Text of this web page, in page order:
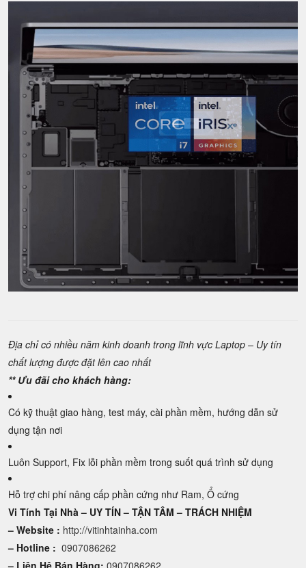
Địa chỉ có nhiều năm kinh doanh trong lĩnh vực Laptop – Uy tín
chất lượng được đặt lên cao nhất
** Ưu đãi cho khách hàng:
Có kỹ thuật giao hàng, test máy, cài phần mềm, hướng dẫn sử
dụng tận nơi
Luôn Support, Fix lỗi phần mềm trong suốt quá trình sử dụng
Hỗ trợ chi phí nâng cấp phần cứng như Ram, Ổ cứng
Vi Tính Tại Nhà – UY TÍN – TẬN TÂM – TRÁCH NHIỆM
– Website : http://vitinhtainha.com
– Hotline : 0907086262
– Liên Hệ Bán Hàng: 0907086262